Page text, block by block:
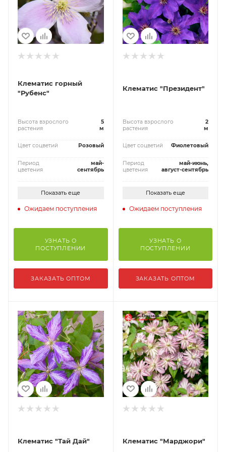
Клематис горный
"Рубенс"
Высота взрослого
растения
5
м
Цвет соцветий Розовый
Период
цветения
май-
сентябрь
Показать еще
Ожидаем поступления
УЗНАТЬ О
ПОСТУПЛЕНИИ
ЗАКАЗАТЬ ОПТОМ
Клематис "Президент"
Высота взрослого
растения
2
м
Цвет соцветий Фиолетовый
Период
цветения
май-июнь,
август-сентябрь
Показать еще
Ожидаем поступления
УЗНАТЬ О
ПОСТУПЛЕНИИ
ЗАКАЗАТЬ ОПТОМ
Клематис "Тай Дай" Клематис "Мaрджори"